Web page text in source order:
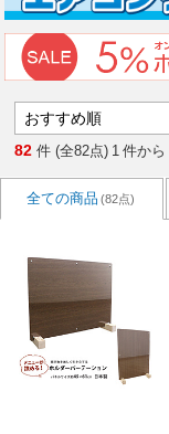
82 件 (全82点) 1 件から
全ての商品 (82点)